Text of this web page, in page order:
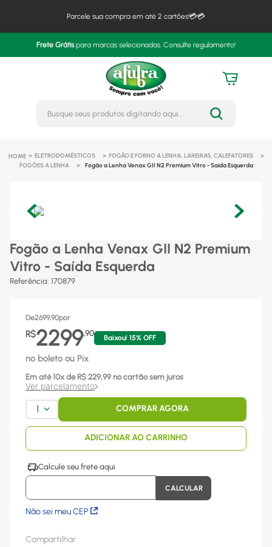
Parcele sua compra em até 2 cartões!💳💳
Frete Grátispara marcas selecionadas. Consulte regulamento!
Busque seus produtos
ELETRODOMÉSTICOS
FOGÃO E FORNO A LENHA, LAREIRAS, CALEFATORES
FOGÕES A LENHA
Fogão a Lenha Venax GII N2 Premium Vitro - Saída Esquerda
Fogão a Lenha Venax GII N2 Premium
Vitro - Saída Esquerda
Referência: 170879
De2699,90por
R$2299,90
Baixou! 15% OFF
no boleto ou Pix
Em até 10x de R$ 229,99 no cartão sem juros
Ver parcelamento
1 COMPRAR AGORA
ADICIONAR AO CARRINHO
Não sei meu CEP
Compartilhar